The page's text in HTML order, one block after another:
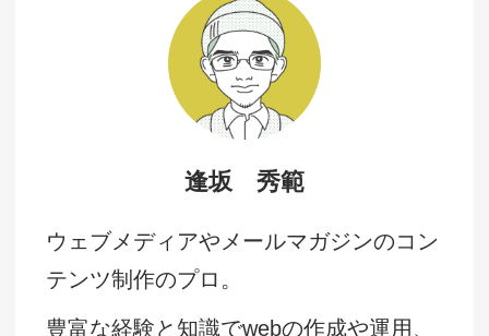
逢坂 秀範
ウェブメディアやメールマガジンのコン
テンツ制作のプロ。
豊富な経験と知識でwebの作成や運用、